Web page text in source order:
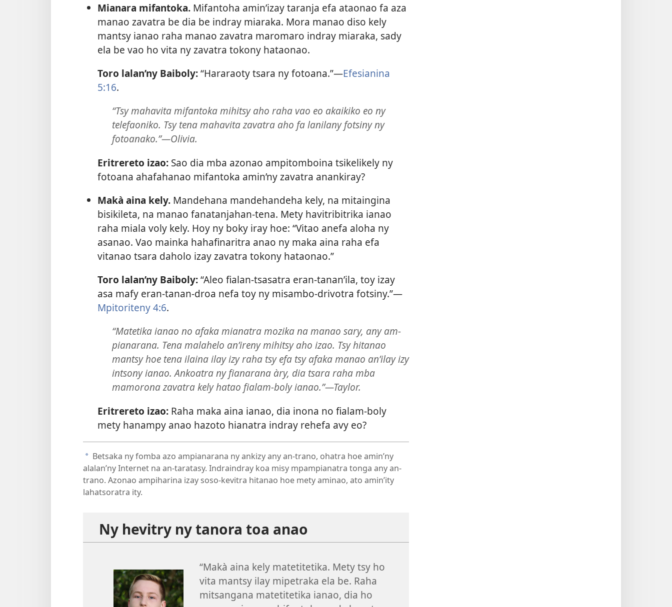
Mianara mifantoka.Mifantoha amin’izay taranja efa ataonao fa aza
manao zavatra be dia be indray miaraka. Mora manao diso kely
mantsy ianao raha manao zavatra maromaro indray miaraka, sady
ela be vao ho vita ny zavatra tokony hataonao.
Toro lalan’ny Baiboly:“Hararaoty tsara ny fotoana.”—Efesianina
5:16.
“Tsy mahavita mifantoka mihitsy aho raha vao eo akaikiko eo ny
telefaoniko. Tsy tena mahavita zavatra aho fa lanilany fotsiny ny
fotoanako.”—Olivia.
Eritrereto izao:Sao dia mba azonao ampitomboina tsikelikely ny
fotoana ahafahanao mifantoka amin’ny zavatra anankiray?
Makà aina kely.Mandehana mandehandeha kely, na mitaingina
bisikileta, na manao fanatanjahan-tena. Mety havitribitrika ianao
raha miala voly kely. Hoy ny boky iray hoe: “Vitao anefa aloha ny
asanao. Vao mainka hahafinaritra anao ny maka aina raha efa
vitanao tsara daholo izay zavatra tokony hataonao.”
Toro lalan’ny Baiboly:“Aleo fialan-tsasatra eran-tanan’ila, toy izay
asa mafy eran-tanan-droa nefa toy ny misambo-drivotra fotsiny.”—
Mpitoriteny 4:6.
“Matetika ianao no afaka mianatra mozika na manao sary, any am-
pianarana. Tena malahelo an’ireny mihitsy aho izao. Tsy hitanao
mantsy hoe tena ilaina ilay izy raha tsy efa tsy afaka manao an’ilay izy
intsony ianao. Ankoatra ny fianarana àry, dia tsara raha mba
mamorona zavatra kely hatao fialam-boly ianao.”—Taylor.
Eritrereto izao:Raha maka aina ianao, dia inona no fialam-boly
mety hanampy anao hazoto hianatra indray rehefa avy eo?
a Betsaka ny fomba azo ampianarana ny ankizy any an-trano, ohatra hoe amin’ny
alalan’ny Internet na an-taratasy. Indraindray koa misy mpampianatra tonga any an-
trano. Azonao ampiharina izay soso-kevitra hitanao hoe mety aminao, ato amin’ity
lahatsoratra ity.
Ny hevitry ny tanora toa anao
“Makà aina kely matetitetika. Mety tsy ho
vita mantsy ilay mipetraka ela be. Raha
mitsangana matetitetika ianao, dia ho